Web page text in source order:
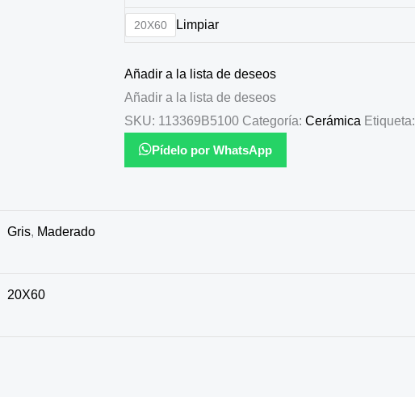
20X60 Limpiar
Añadir a la lista de deseos
Añadir a la lista de deseos
SKU: 113369B5100 Categoría: Cerámica Etiqueta:
Pídelo por WhatsApp
Gris, Maderado
20X60